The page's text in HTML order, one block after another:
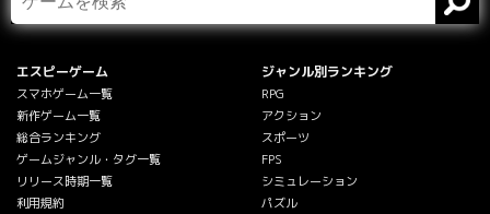
エスピーゲーム
スマホゲーム一覧
新作ゲーム一覧
総合ランキング
ゲームジャンル・タグ一覧
リリース時期一覧
利用規約
ジャンル別ランキング
RPG
アクション
スポーツ
FPS
シミュレーション
パズル